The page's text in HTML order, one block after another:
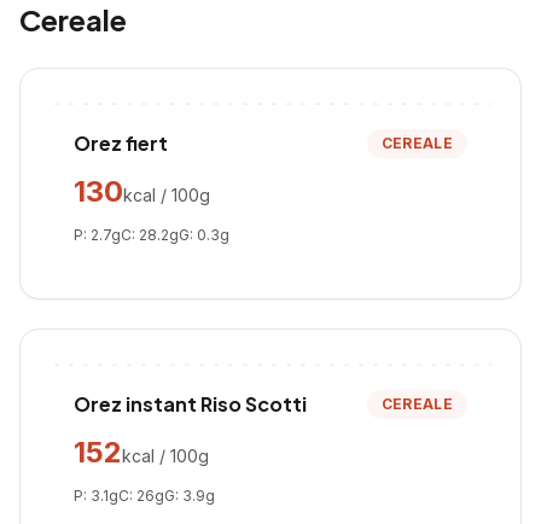
Cereale
Orez fiert CEREALE
130kcal / 100g
P: 2.7gC: 28.2gG: 0.3g
Orez instant Riso Scotti CEREALE
152kcal / 100g
P: 3.1gC: 26gG: 3.9g